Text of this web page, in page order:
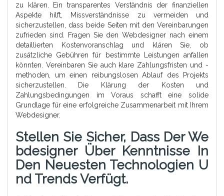
zu klären. Ein transparentes Verständnis der finanziellen
Aspekte hilft, Missverständnisse zu vermeiden und
sicherzustellen, dass beide Seiten mit den Vereinbarungen
zufrieden sind. Fragen Sie den Webdesigner nach einem
detaillierten Kostenvoranschlag und klären Sie, ob
zusätzliche Gebühren für bestimmte Leistungen anfallen
könnten. Vereinbaren Sie auch klare Zahlungsfristen und -
methoden, um einen reibungslosen Ablauf des Projekts
sicherzustellen. Die Klärung der Kosten und
Zahlungsbedingungen im Voraus schafft eine solide
Grundlage für eine erfolgreiche Zusammenarbeit mit Ihrem
Webdesigner.
Stellen Sie Sicher, Dass Der We
Bdesigner Über Kenntnisse In
Den Neuesten Technologien U
Nd Trends Verfügt.